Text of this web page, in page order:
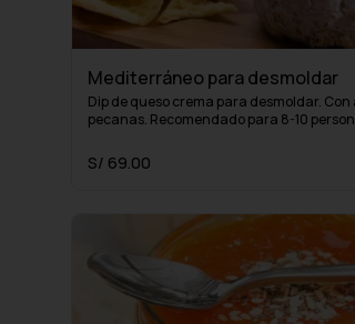
Mediterráneo para desmoldar
Dip de queso crema para desmoldar.
pecanas. Recomendado para 8-10
S/ 69.00